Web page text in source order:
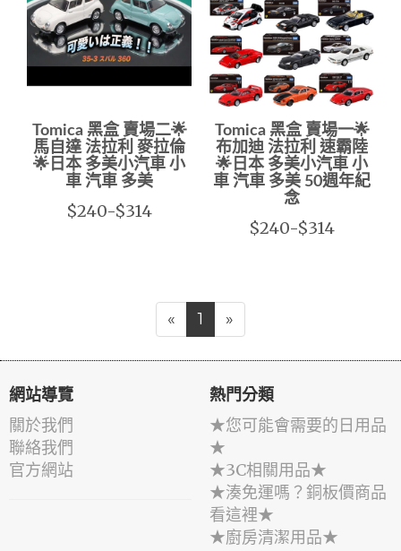
Tomica 黑盒 賣場二🌟
馬自達 法拉利 麥拉倫
🌟日本 多美小汽車 小
車 汽車 多美
$240-$314
Tomica 黑盒 賣場一🌟
布加迪 法拉利 速霸陸
🌟日本 多美小汽車 小
車 汽車 多美 50週年紀
念
$240-$314
« 1 »
網站導覽
關於我們
聯絡我們
官方網站
熱門分類
★您可能會需要的日用品
★
★3C相關用品★
★湊免運嗎？銅板價商品
看這裡★
★廚房清潔用品★